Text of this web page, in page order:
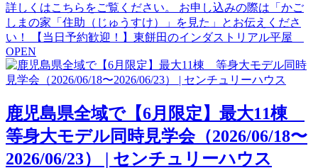
詳しくはこちらをご覧ください。 お申し込みの際は「かご
しまの家「住助（じゅうすけ）」を見た」とお伝えくださ
い！ 【当日予約歓迎！】東餅田のインダストリアル平屋
OPEN
鹿児島県全域で【6月限定】最大11棟
等身大モデル同時見学会（2026/06/18〜
2026/06/23） | センチュリーハウス